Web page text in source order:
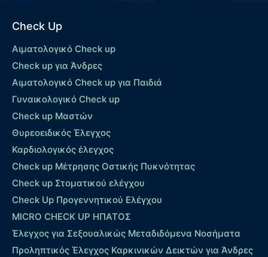
Check Up
Αιματολογικό Check up
Check up για Άνδρες
Αιματολογικό Check up για Παιδιά
Γυναικολογικό Check up
Check up Μαστών
Θυρεοειδικός Έλεγχος
Καρδιολογικός έλεγχος
Check up Mέτρησης Οστικής Πυκνότητας
Check up Στοματικού ελέγχου
Check Up Προγεννητικού Ελέγχου
MICRO CHECK UP HΠΑΤΟΣ
Έλεγχος για Σεξουαλικώς Μεταδιδόμενα Νοσήματα
Προληπτικός Έλεγχος Καρκινικών Δεικτών για Άνδρες